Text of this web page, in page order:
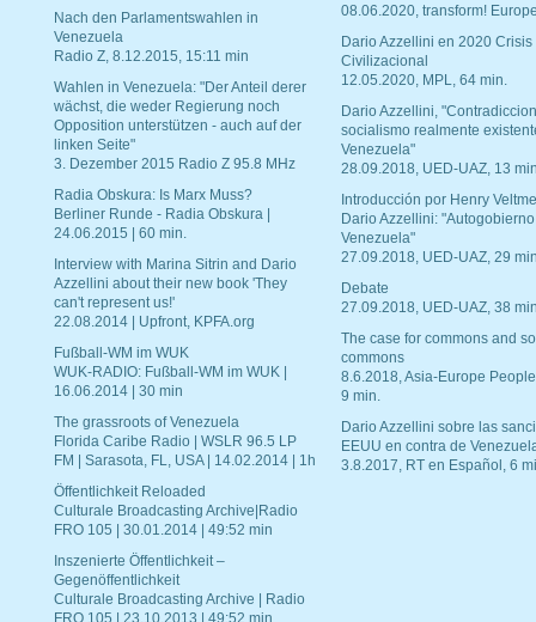
Nach den Parlamentswahlen in
Venezuela
Radio Z, 8.12.2015, 15:11 min
Wahlen in Venezuela: "Der Anteil derer
wächst, die weder Regierung noch
Opposition unterstützen - auch auf der
linken Seite"
3. Dezember 2015 Radio Z 95.8 MHz
Radia Obskura: Is Marx Muss?
Berliner Runde - Radia Obskura |
24.06.2015 | 60 min.
Interview with Marina Sitrin and Dario
Azzellini about their new book 'They
can't represent us!'
22.08.2014 | Upfront, KPFA.org
Fußball-WM im WUK
WUK-RADIO: Fußball-WM im WUK |
16.06.2014 | 30 min
The grassroots of Venezuela
Florida Caribe Radio | WSLR 96.5 LP
FM | Sarasota, FL, USA | 14.02.2014 | 1h
Öffentlichkeit Reloaded
Culturale Broadcasting Archive|Radio
FRO 105 | 30.01.2014 | 49:52 min
Inszenierte Öffentlichkeit –
Gegenöffentlichkeit
Culturale Broadcasting Archive | Radio
FRO 105 | 23.10.2013 | 49:52 min
08.06.2020, transform!
Dario Azzellini en 2020 Crisis
Civilizacional
12.05.2020, MPL, 64 min.
Dario Azzellini,
socialismo realmente
Venezuela"
28.09.2018, UED-UAZ, 13
Introducción por Henry
Dario Azzellini:
Venezuela"
27.09.2018, UED-UAZ, 29
Debate
27.09.2018, UED-UAZ, 38
The case for commons and
commons
8.6.2018, Asia-Europe
9 min.
Dario Azzellini sobre las
EEUU en contra de
3.8.2017, RT en Español, 6